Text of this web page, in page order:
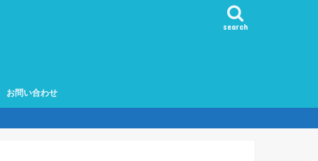
search
お問い合わせ